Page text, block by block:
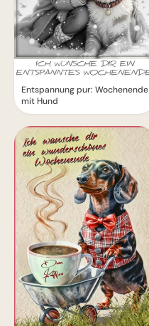
Entspannung pur: Wochenende
mit Hund